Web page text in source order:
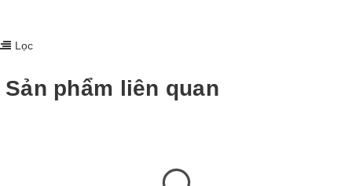
Lọc
Sản phẩm liên quan